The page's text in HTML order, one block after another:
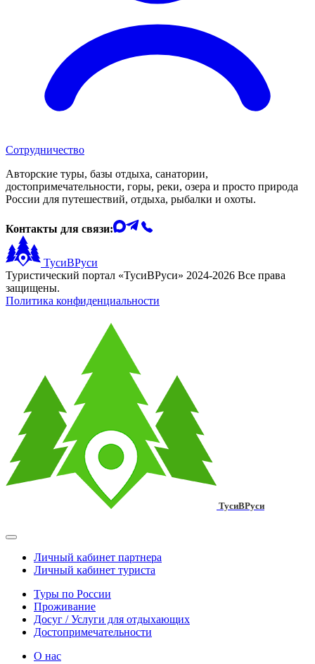
Сотрудничество
Авторские туры, базы отдыха, санатории,
достопримечательности, горы, реки, озера и просто природа
России для путешествий, отдыха, рыбалки и охоты.
Контакты для связи:
ТусиВРуси
Туристический портал «ТусиВРуси» 2024-2026 Все права
защищены.
Политика конфиденциальности
ТусиВРуси
Личный кабинет партнера
Личный кабинет туриста
Туры по России
Проживание
Досуг / Услуги для отдыхающих
Достопримечательности
О нас